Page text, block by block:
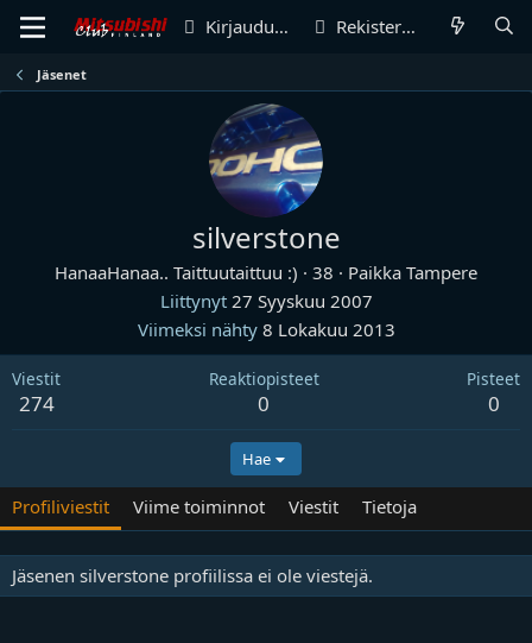
Kirjaudu sisään Rekisteröidy
Jäsenet
silverstone
HanaaHanaa.. Taittuutaittuu :) · 38 · Paikka Tampere
Liittynyt 27 Syyskuu 2007
Viimeksi nähty 8 Lokakuu 2013
Viestit
274
Reaktiopisteet
0
Pisteet
0
Hae
Profiliviestit Viime toiminnot Viestit Tietoja
Jäsenen silverstone profiilissa ei ole viestejä.